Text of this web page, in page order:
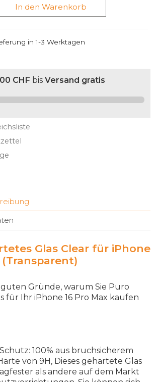
in 1-3 Werktagen
In den Warenkorb
CHF bis Versand gratis
Glas Clear für iPhone
(Transparent)
guten Gründe, warum Sie Puro
für Ihr iPhone 16 Pro Max kaufen
100% aus bruchsicherem
von 9H, Dieses gehärtete Glas
als andere auf dem Markt